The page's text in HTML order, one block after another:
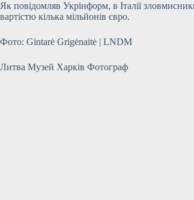
Як повідомляв Укрінформ, в Італії
вартістю кілька мільйонів євро.
Фото: Gintarė Grigėnaitė | LNDM
Литва Музей Харків Фотограф